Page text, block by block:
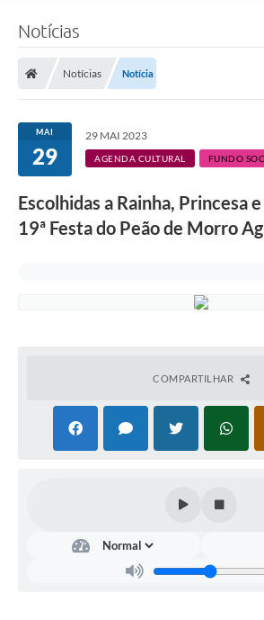
Notícias
Notícias Notícia
MAI
29
29 MAI 2023
AGENDA CULTURAL FUNDO
Escolhidas a Rainha, Princesa
19ª Festa do Peão de Morro
COMPARTILHAR